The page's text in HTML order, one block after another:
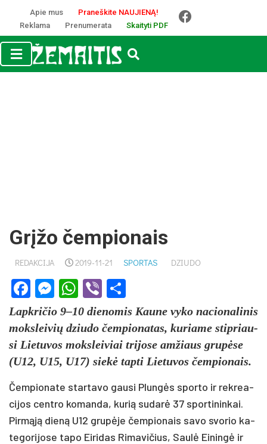
Apie mus
Praneškite NAUJIENĄ!
Reklama
Prenumerata Skaityti PDF
Grįžo čempionais
REDAKCIJA 2019-11-21 SPORTAS DZIUDO
Facebook
Messenger
WhatsApp
Viber
Lapk­ri­čio 9–10 die­no­mis Kau­ne vy­ko na­cio­na­li­nis
moks­lei­vių dziu­do čem­pio­na­tas, ku­ria­me stip­riau­
si Lie­tu­vos moks­lei­viai tri­jo­se am­žiaus gru­pė­se
(U12, U15, U17) sie­kė tap­ti Lie­tu­vos čem­pio­nais.
Čem­pio­na­te star­ta­vo gau­si Plun­gės spor­to ir rek­rea­
ci­jos cent­ro ko­man­da, ku­rią su­da­rė 37 spor­ti­nin­kai.
Pir­mą­ją die­ną U12 gru­pė­je čem­pio­nais sa­vo svo­rio ka­
te­go­ri­jo­se ta­po Ei­ri­das Ri­ma­vi­čius, Sau­lė Ei­nin­gė ir